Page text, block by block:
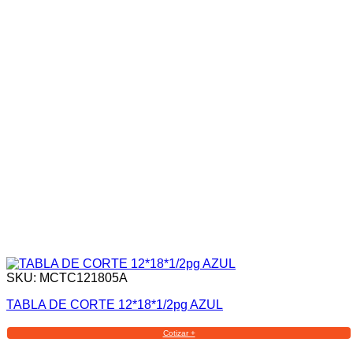
SKU: MCTC121805A
TABLA DE CORTE 12*18*1/2pg AZUL
Cotizar +